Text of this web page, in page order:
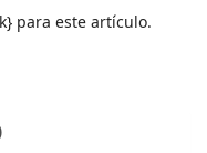
para este artículo.